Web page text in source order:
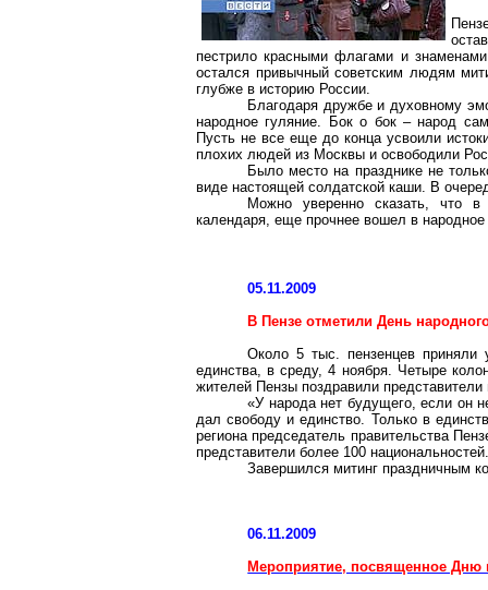
пестрило красными флагами и
остался привычныйсоветским людям
глубже в историю России.
Благодаря дружбе и духовному
народное гуляние. Боко бок– народ
Пусть не все еще до конца усвоили
плохих людей из Москвы и освободили
Было место на празднике не
виде настоящей солдатской каши. В
Можно уверенно сказать, что
календаря, еще прочнее вошел в народное
05.11.2009
В Пензе отметили День
Около 5 тыс. пензенцевприняли
единства, в среду, 4 ноября. Четыре
жителей Пензы поздравили представители
«У народа нет будущего, если он
дал свободу и единство. Только в
региона председатель правительства
представители более 100 национальностей.
Завершился митинг праздничным
06.11.2009
Мероприятие, посвященное Дню